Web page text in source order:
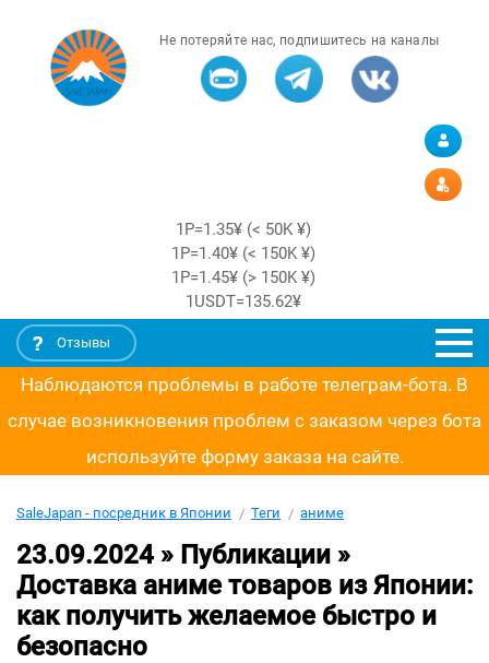
Не потеряйте нас, подпишитесь на каналы
1Р=1.35¥ (< 50K ¥)
1Р=1.40¥ (< 150K ¥)
1Р=1.45¥ (> 150K ¥)
1USDT=135.62¥
Отзывы
Наблюдаются проблемы в работе телеграм-бота. В
случае возникновения проблем с заказом через бота
используйте форму заказа на сайте.
SaleJapan - посредник в Японии Теги аниме
23.09.2024 » Публикации »
Доставка аниме товаров из Японии:
как получить желаемое быстро и
безопасно